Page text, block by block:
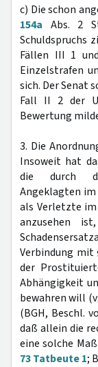
c) Die schon
154a Abs. 2
Schuldspruchs
Fällen III 1
Einzelstrafen
sich. Der Senat
Fall II 2 der
Bewertung
3. Die
Insoweit hat
die durch
Angeklagten
als Verletzte im
anzusehen
Verbindung mit
der
Abhängigkeit
bewahren will
(BGH, Beschl.
daß allein die
eine solche
73 Tatbeute 1;